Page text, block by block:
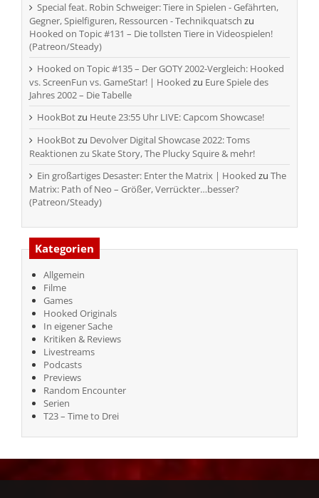
Special feat. Robin Schweiger: Tiere in Spielen - Gefährten,
Gegner, Spielfiguren, Ressourcen - Technikquatsch zu
Hooked on Topic #131 – Die tollsten Tiere in Videospielen!
(Patreon/Steady)
Hooked on Topic #135 – Der GOTY 2002-Vergleich: Hooked
vs. ScreenFun vs. GameStar! | Hooked zu Eure Spiele des
Jahres 2002 – Die Tabelle
HookBotzu Heute 23:55 Uhr LIVE: Capcom Showcase!
HookBotzu Devolver Digital Showcase 2022: Toms
Reaktionen zu Skate Story, The Plucky Squire & mehr!
Ein großartiges Desaster: Enter the Matrix | Hooked zu The
Matrix: Path of Neo – Größer, Verrückter…besser?
(Patreon/Steady)
Kategorien
Allgemein
Filme
Games
Hooked Originals
In eigener Sache
Kritiken & Reviews
Livestreams
Podcasts
Previews
Random Encounter
Serien
T23 – Time to Drei